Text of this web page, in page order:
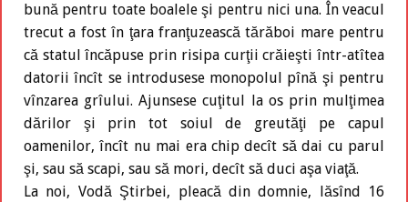
bună pentru toate boalele şi pentru nici una. În veacul
trecut a fost în ţara franţuzească tărăboi mare pentru
că statul încăpuse prin risipa curţii crăieşti într-atîtea
datorii încît se introdusese monopolul pînă şi pentru
vînzarea grîului. Ajunsese cuţitul la os prin mulţimea
dărilor şi prin tot soiul de greutăţi pe capul
oamenilor, încît nu mai era chip decît să dai cu parul
şi, sau să scapi, sau să mori, decît să duci aşa viaţă.
La noi, Vodă Ştirbei, pleacă din domnie, lăsînd 16